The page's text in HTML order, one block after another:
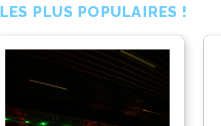
LES PLUS POPULAIRES !